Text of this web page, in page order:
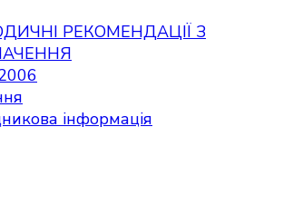
РЕКОМЕНДАЦІЇ З
інформація